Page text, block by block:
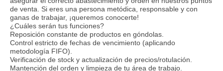
de venta. Si eres una persona metódica, responsable y con
ganas de trabajar, ¡queremos conocerte!
¿Cuáles serán tus funciones?
Reposición constante de productos en góndolas.
Control estricto de fechas de vencimiento (aplicando
metodología FIFO).
Verificación de stock y actualización de precios/rotulación.
Mantención del orden y limpieza de tu área de trabajo.